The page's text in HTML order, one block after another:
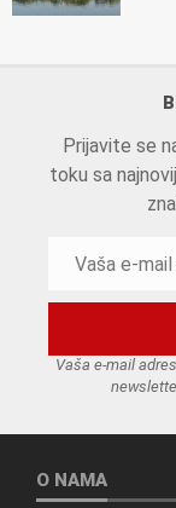
Prijavite se
toku sa
Vaša e-mail
O NAMA